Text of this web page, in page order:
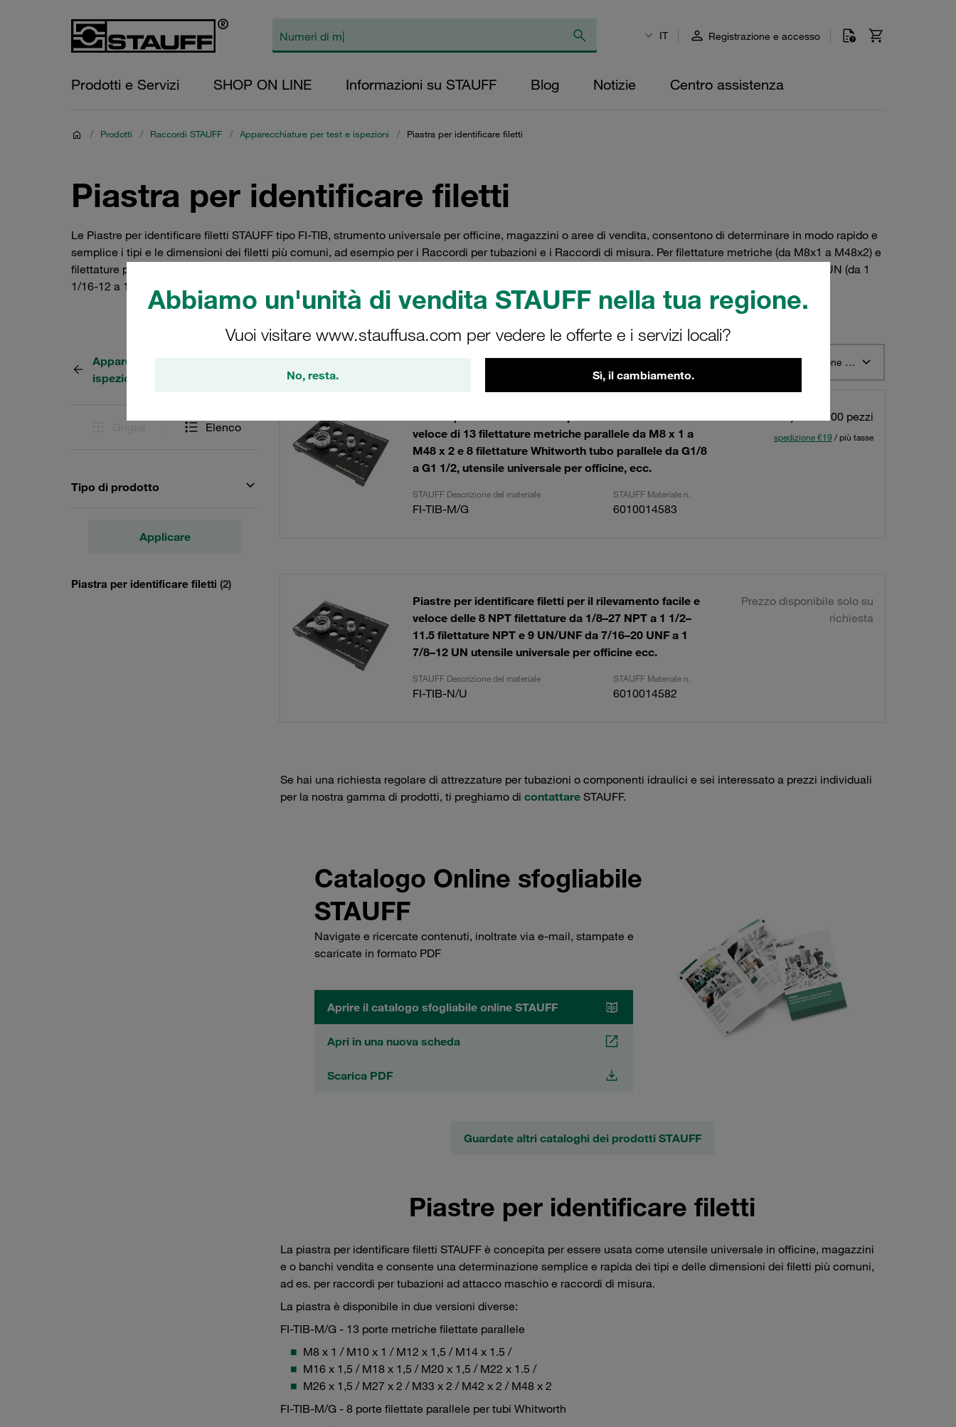
Abbiamo un'unità di vendita STAUFF nella tua regione.
Vuoi visitare www.stauffusa.com per vedere le offerte e i servizi locali?
No, resta. Sì, il cambiamento.
IT Registrazione e accesso
Prodotti e Servizi SHOP ON LINE Informazioni su STAUFF Blog Notizie Centro assistenza
/ Prodotti / Raccordi STAUFF / Apparecchiature per test e ispezioni / Piastra per identificare filetti
Piastra per identificare filetti
Le Piastre per identificare filetti STAUFF tipo FI-TIB, strumento universale per officine, magazzini o aree di vendita, consentono di determinare in modo rapido e
semplice i tipi e le dimensioni dei filetti più comuni, ad esempio per i Raccordi per tubazioni e i Raccordi di misura. Per filettature metriche (da M8x1 a M48x2) e
filettature per tubi Whitworth (da G1/8 a G1 1/2), filettature NPT (da 1/8-27 a 1 1/2-11,5 NPT), filettature UNF (da 7/16-20 a 7/8-14 UNF) e filettature 4 UN (da 1
1/16-12 a 1 7/8-12 UN).
Apparecchiature per test e
ispezioni
Elenco
Tipo di prodotto
Applicare
Piastra per identificare filetti (2)
Importo 12 Ordina per Descrizione materiale STAUFF ascendente
veloce di 13 filettature metriche parallele da M8 x 1 a
M48 x 2 e 8 filettature Whitworth tubo parallele da G1/8
a G1 1/2, utensile universale per officine, ecc.
/ 100 pezzi
spedizione €19 / più tasse
STAUFF Descrizione del materiale STAUFF Materiale n.
FI-TIB-M/G 6010014583
Piastre per identificare filetti per il rilevamento facile e
veloce delle 8 NPT filettature da 1/8–27 NPT a 1 1/2–
11.5 filettature NPT e 9 UN/UNF da 7/16–20 UNF a 1
7/8–12 UN utensile universale per officine ecc.
Prezzo disponibile solo su
richiesta
STAUFF Descrizione del materiale STAUFF Materiale n.
FI-TIB-N/U 6010014582
Se hai una richiesta regolare di attrezzature per tubazioni o componenti idraulici e sei interessato a prezzi individuali
per la nostra gamma di prodotti, ti preghiamo di contattareSTAUFF.
Catalogo Online sfogliabile
STAUFF
Navigate e ricercate contenuti, inoltrate via e-mail, stampate e
scaricate in formato PDF
Aprire il catalogo sfogliabile online STAUFF
Apri in una nuova scheda
Scarica PDF
Guardate altri cataloghi dei prodotti STAUFF
Piastre per identificare filetti
La piastra per identificare filetti STAUFF è concepita per essere usata come utensile universale in officine, magazzini
e o banchi vendita e consente una determinazione semplice e rapida dei tipi e delle dimensioni dei filetti più comuni,
ad es. per raccordi per tubazioni ad attacco maschio e raccordi di misura.
La piastra è disponibile in due versioni diverse:
FI-TIB-M/G - 13 porte metriche filettate parallele
M8 x 1 / M10 x 1 / M12 x 1,5 / M14 x 1.5 /
M16 x 1,5 / M18 x 1,5 / M20 x 1,5 / M22 x 1.5 /
M26 x 1,5 / M27 x 2 / M33 x 2 / M42 x 2 / M48 x 2
FI-TIB-M/G - 8 porte filettate parallele per tubi Whitworth